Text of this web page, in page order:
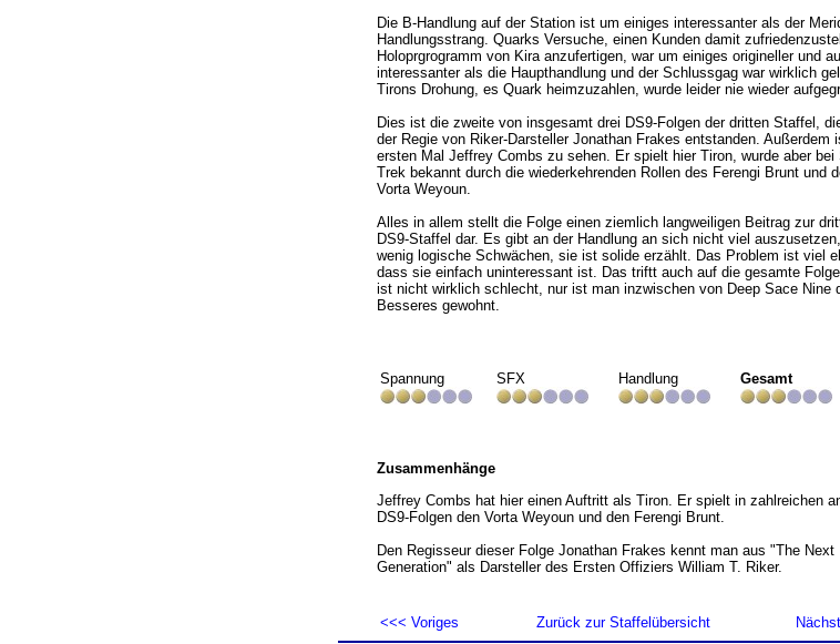
Die B-Handlung auf der Station ist um einiges interessanter als der
Handlungsstrang. Quarks Versuche, einen Kunden damit
Holoprgrogramm von Kira anzufertigen, war um einiges origineller und
interessanter als die Haupthandlung und der Schlussgag war wirklich
Tirons Drohung, es Quark heimzuzahlen, wurde leider nie wieder
Dies ist die zweite von insgesamt drei DS9-Folgen der dritten Staffel,
der Regie von Riker-Darsteller Jonathan Frakes entstanden. Außerdem
ersten Mal Jeffrey Combs zu sehen. Er spielt hier Tiron, wurde aber bei
Trek bekannt durch die wiederkehrenden Rollen des Ferengi Brunt und
Vorta Weyoun.
Alles in allem stellt die Folge einen ziemlich langweiligen Beitrag zur
DS9-Staffel dar. Es gibt an der Handlung an sich nicht viel
wenig logische Schwächen, sie ist solide erzählt. Das Problem ist viel
dass sie einfach uninteressant ist. Das triftt auch auf die gesamte
ist nicht wirklich schlecht, nur ist man inzwischen von Deep Sace Nine
Besseres gewohnt.
Spannung SFX Handlung Gesamt
Zusammenhänge
Jeffrey Combs hat hier einen Auftritt als Tiron. Er spielt in zahlreichen
DS9-Folgen den Vorta Weyoun und den Ferengi Brunt.
Den Regisseur dieser Folge Jonathan Frakes kennt man aus "The Next
Generation" als Darsteller des Ersten Offiziers William T. Riker.
<<< Voriges Zurück zur Staffelübersicht